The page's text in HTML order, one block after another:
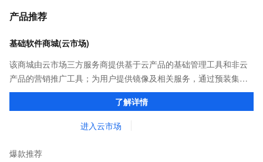
产品推荐
基础软件商城(云市场)
该商城由云市场三方服务商提供基于云产品的基础管理工具和非云
产品的营销推广工具；为用户提供镜像及相关服务，通过预装集成
环境及软件，实现云服务器即开即于阿里云的独立软件类，包括商
业软件、系统软件、营销软件等。了解详情
进入云市场
爆款推荐